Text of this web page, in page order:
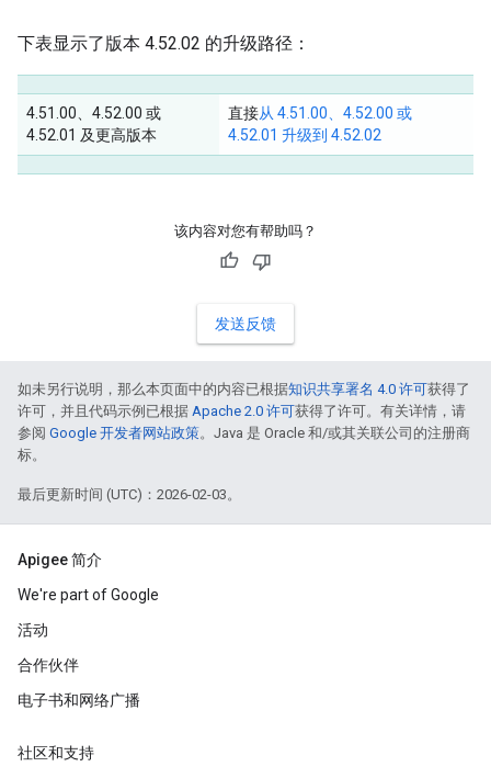
下表显示了版本 4.52.02 的升级路径：
4.51.00、4.52.00 或
4.52.01 及更高版本
直接从 4.51.00、4.52.00 或
4.52.01 升级到 4.52.02
该内容对您有帮助吗？
发送反馈
如未另行说明，那么本页面中的内容已根据知识共享署名 4.0 许可获得了
许可，并且代码示例已根据 Apache 2.0 许可获得了许可。有关详情，请
参阅 Google 开发者网站政策。Java 是 Oracle 和/或其关联公司的注册商
标。
最后更新时间 (UTC)：2026-02-03。
Apigee 简介
We're part of Google
活动
合作伙伴
电子书和网络广播
社区和支持